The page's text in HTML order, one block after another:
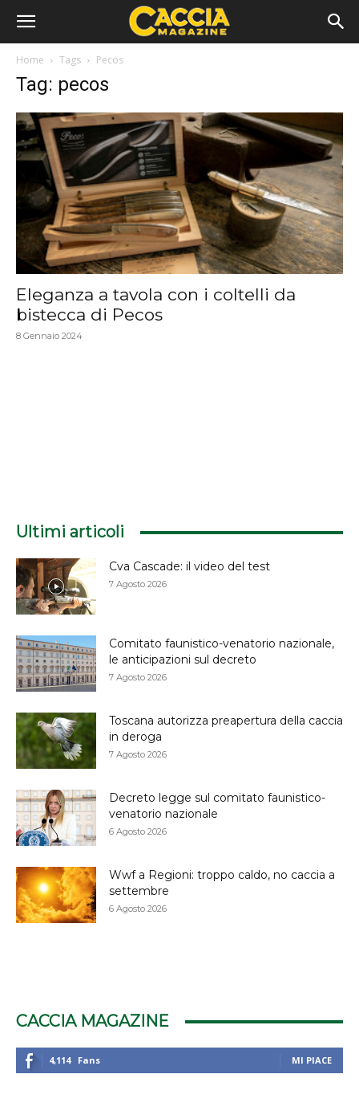
Home Tags Pecos
Tag: pecos
Eleganza a tavola con i coltelli da
bistecca di Pecos
8 Gennaio 2024
Ultimi articoli
Cva Cascade: il video del test
7 Agosto 2026
Comitato faunistico-venatorio nazionale,
le anticipazioni sul decreto
7 Agosto 2026
Toscana autorizza preapertura della caccia
in deroga
7 Agosto 2026
Decreto legge sul comitato faunistico-
venatorio nazionale
6 Agosto 2026
Wwf a Regioni: troppo caldo, no caccia a
settembre
6 Agosto 2026
CACCIA MAGAZINE
4,114 Fans MI PIACE